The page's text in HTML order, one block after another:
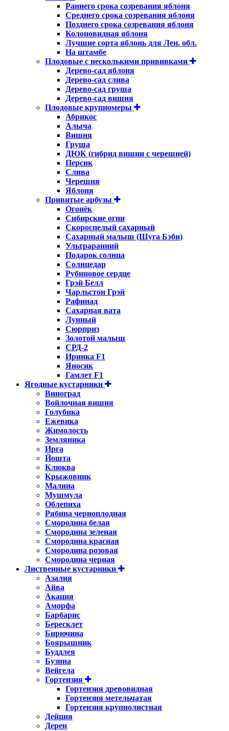
Раннего срока созревания яблоня
Среднего срока созревания яблоня
Позднего срока созревания яблоня
Колоновидная яблоня
Лучшие сорта яблонь для Лен. обл.
На штамбе
Плодовые с несколькими прививками
Дерево-сад яблоня
Дерево-сад слива
Дерево-сад груша
Дерево-сад вишня
Плодовые крупномеры
Абрикос
Алыча
Вишня
Груша
ДЮК (гибрид вишни с черешней)
Персик
Слива
Черешня
Яблоня
Привитые арбузы
Огонёк
Сибирские огни
Скороспелый сахарный
Сахарный малыш (Шуга Бэби)
Ультраранний
Подарок солнца
Солнцедар
Рубиновое сердце
Грэй Белл
Чарльстон Грэй
Рафинад
Сахарная вата
Лунный
Сюрприз
Золотой малыш
СРД-2
Иринка F1
Яносик
Гамлет F1
Ягодные кустарники
Виноград
Войлочная вишня
Голубика
Ежевика
Жимолость
Земляника
Ирга
Йошта
Клюква
Крыжовник
Малина
Мушмула
Облепиха
Рябина черноплодная
Смородина белая
Смородина зеленая
Смородина красная
Смородина розовая
Смородина черная
Лиственные кустарники
Азалия
Айва
Акация
Аморфа
Барбарис
Бересклет
Бирючина
Боярышник
Буддлея
Бузина
Вейгела
Гортензия
Гортензия древовидная
Гортензия метельчатая
Гортензия крупнолистная
Дейция
Дерен